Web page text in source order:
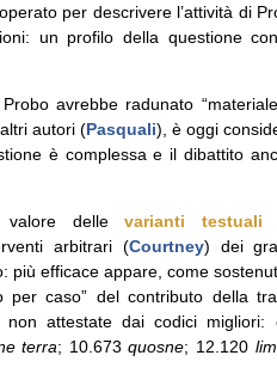
per descrivere l’attività di
un profilo della questione
avrebbe radunato
autori (Pasquali), è oggi
è complessa e il dibattito
valore dellevarianti testuali
arbitrari (Courtney) dei
più efficace appare, come
per caso” del contributo della
attestate dai codici migliori:
terra; 10.673quosne; 12.120